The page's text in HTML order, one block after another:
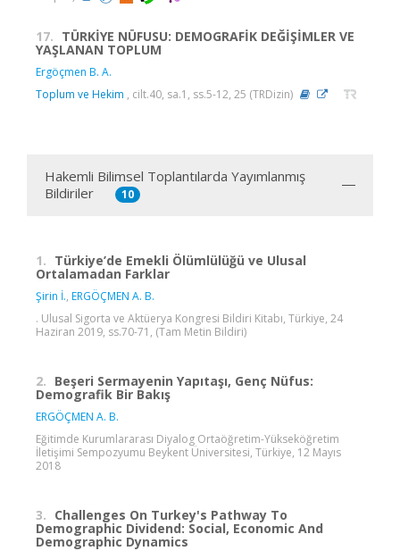
17. TÜRKİYE NÜFUSU: DEMOGRAFİK DEĞİŞİMLER VE
YAŞLANAN TOPLUM
Ergöçmen B. A.
Toplum ve Hekim , cilt.40, sa.1, ss.5-12, 25 (TRDizin)
Hakemli Bilimsel Toplantılarda Yayımlanmış
Bildiriler
10
1. Türkiye’de Emekli Ölümlülüğü ve Ulusal
Ortalamadan Farklar
Şirin İ., ERGÖÇMEN A. B.
. Ulusal Sigorta ve Aktüerya Kongresi Bildiri Kitabı, Türkiye, 24
Haziran 2019, ss.70-71, (Tam Metin Bildiri)
2. Beşeri Sermayenin Yapıtaşı, Genç Nüfus:
Demografik Bir Bakış
ERGÖÇMEN A. B.
Eğitimde Kurumlararası Diyalog Ortaöğretim-Yükseköğretim
İletişimi Sempozyumu Beykent Üniversitesi, Türkiye, 12 Mayıs
2018
3. Challenges On Turkey's Pathway To
Demographic Dividend: Social, Economic And
Demographic Dynamics